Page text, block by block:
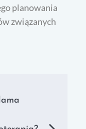
planowania
związanych